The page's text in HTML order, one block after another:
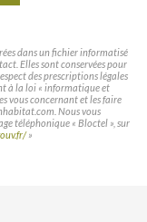
dans un fichier informatisé
Elles sont conservées pour
des prescriptions légales
à la loi « informatique et
vous concernant et les faire
Nous vous
téléphonique « Bloctel », sur
»